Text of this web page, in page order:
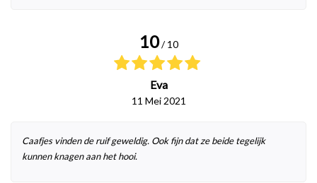
10 / 10
Eva
11 Mei 2021
Caafjes vinden de ruif geweldig. Ook fijn dat ze beide tegelijk
kunnen knagen aan het hooi.